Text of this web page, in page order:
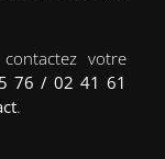
votre
76 / 02 41 61
.